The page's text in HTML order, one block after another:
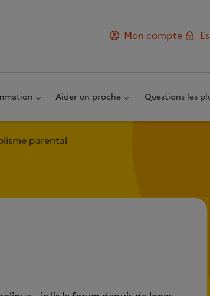
Mon compte
Aider un proche Questions les
parental